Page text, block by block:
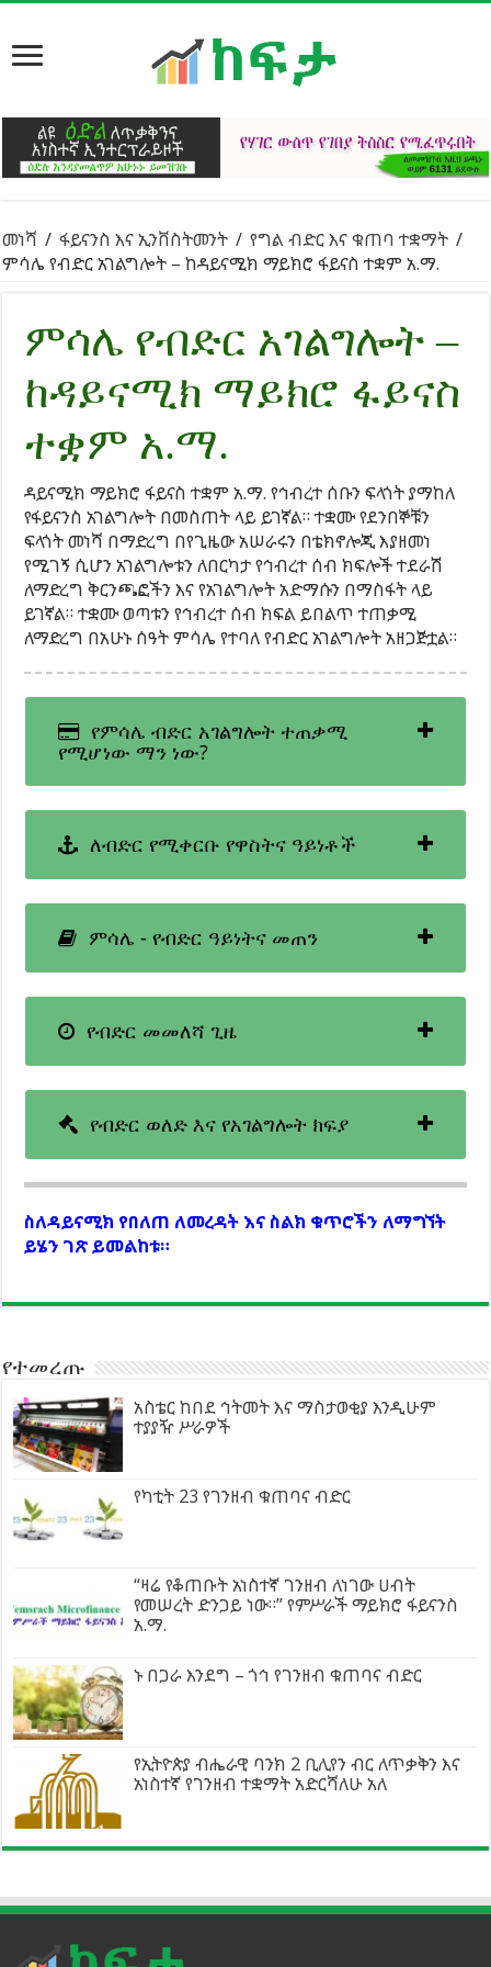
መነሻ / ፋይናንስ እና ኢንቨስትመንት / የግል ብድር እና ቁጠባ ተቋማት /
ምሳሌ የብድር አገልግሎት – ከዳይናሚክ ማይክሮ ፋይናስ ተቋም አ.ማ.
ምሳሌ የብድር አገልግሎት –
ከዳይናሚክ ማይክሮ ፋይናስ
ተቋም አ.ማ.
ዳይናሚክ ማይክሮ ፋይናስ ተቋም አ.ማ. የኅብረተ ሰቡን ፍላጎት ያማከለ
የፋይናንስ አገልግሎት በመስጠት ላይ ይገኛል። ተቋሙ የደንበኞቹን
ፍላጎት መነሻ በማድረግ በየጊዜው አሠራሩን በቴክኖሎጂ እያዘመነ
የሚገኝ ሲሆን አገልግሎቱን ለበርካታ የኅብረተ ሰብ ክፍሎች ተደራሽ
ለማድረግ ቅርንጫፎችን እና የአገልግሎት አድማሱን በማስፋት ላይ
ይገኛል። ተቋሙ ወጣቱን የኅብረተ ሰብ ክፍል ይበልጥ ተጠቃሚ
ለማድረግ በአሁኑ ሰዓት ምሳሌ የተባለ የብድር አገልግሎት አዘጋጅቷል።
የምሳሌ ብድር አገልግሎት ተጠቃሚ
የሚሆነው ማን ነው?
ለብድር የሚቀርቡ የዋስትና ዓይነቶች
ምሳሌ - የብድር ዓይነትና መጠን
የብድር መመለሻ ጊዜ
የብድር ወለድ እና የአገልግሎት ክፍያ
ስለዳይናሚክ የበለጠ ለመረዳት እና ስልክ ቁጥሮችን ለማግኘት
ይሄን ገጽ ይመልከቱ።
የተመረጡ
አስቴር ከበደ ኅትመት እና ማስታወቂያ እንዲሁም
ተያያዥ ሥራዎች
የካቲት 23 የገንዘብ ቁጠባና ብድር
“ዛሬ የቆጠቡት አነስተኛ ገንዘብ ለነገው ሀብት
የመሠረት ድንጋይ ነው።” የምሥራች ማይክሮ ፋይናንስ
አ.ማ.
ኑ በጋራ እንደግ – ጎኅ የገንዘብ ቁጠባና ብድር
የኢትዮጵያ ብሔራዊ ባንክ 2 ቢሊየን ብር ለጥቃቅን እና
አነስተኛ የገንዘብ ተቋማት አድርሻለሁ አለ